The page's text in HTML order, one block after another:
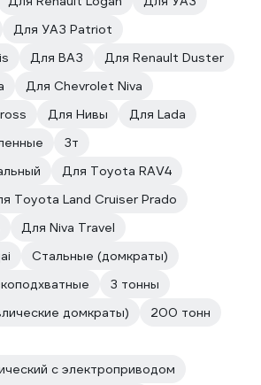
Для УАЗ Patriot
Для ВАЗ
Для Renault Duster
Для Chevrolet Niva
Для Нивы
Для Lada
3т
Для Toyota RAV4
Toyota Land Cruiser Prado
Для Niva Travel
Стальные (домкраты)
3 тонны
домкраты)
200 тонн
с электроприводом